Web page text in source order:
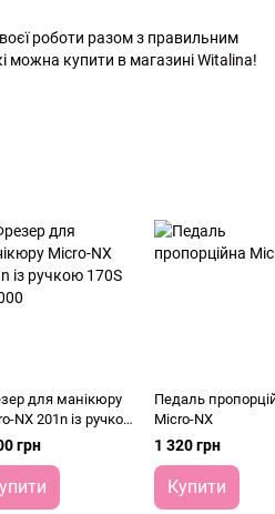
роботи разом з правильним
можна купити в магазині Witalina!
для манікюру
NX 201n із ручкою
35.000
грн
Педаль
Micro-NX
1 320 грн
Купити